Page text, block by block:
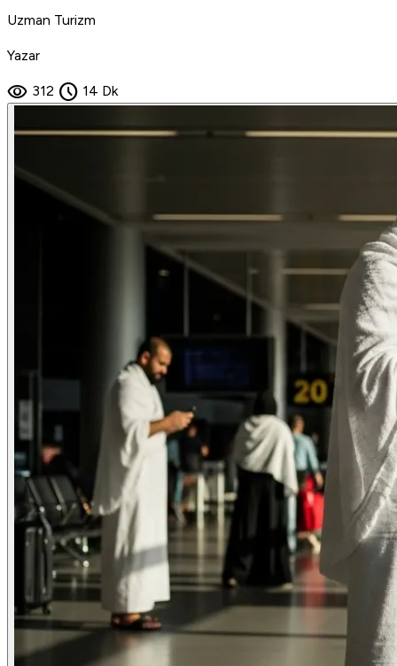
Uzman Turizm
Yazar
visibility 312 schedule 14 Dk